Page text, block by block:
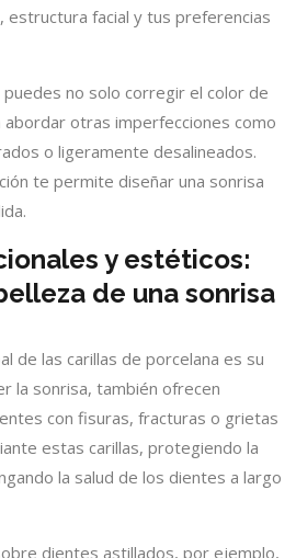
estructura facial y tus preferencias
puedes no solo corregir el color de
otras imperfecciones como
o ligeramente desalineados.
te permite diseñar una sonrisa
y estéticos:
de una sonrisa
de las carillas de porcelana es su
la sonrisa, también ofrecen
con fisuras, fracturas o grietas
estas carillas, protegiendo la
la salud de los dientes a largo
dientes astillados, por ejemplo,